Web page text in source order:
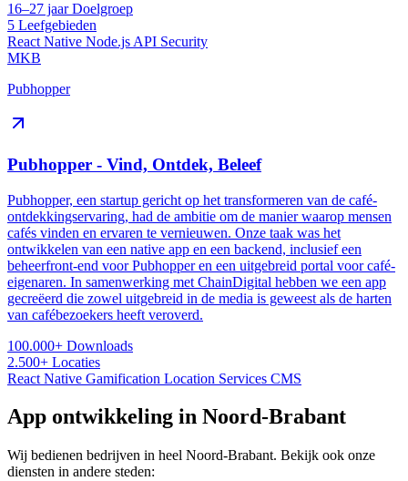
16–27 jaarDoelgroep
5 Leefgebieden
React Native Node.js API Security
MKB
Pubhopper
Pubhopper - Vind, Ontdek, Beleef
Pubhopper, een startup gericht op het transformeren van de café-
ontdekkingservaring, had de ambitie om de manier waarop mensen
cafés vinden en ervaren te vernieuwen. Onze taak was het
ontwikkelen van een native app en een backend, inclusief een
beheerfront-end voor Pubhopper en een uitgebreid portal voor café-
eigenaren. In samenwerking met ChainDigital hebben we een app
gecreëerd die zowel uitgebreid in de media is geweest als de harten
van cafébezoekers heeft veroverd.
100.000+ Downloads
2.500+ Locaties
React Native Gamification Location Services CMS
App ontwikkeling in Noord-Brabant
Wij bedienen bedrijven in heel Noord-Brabant. Bekijk ook onze
diensten in andere steden: